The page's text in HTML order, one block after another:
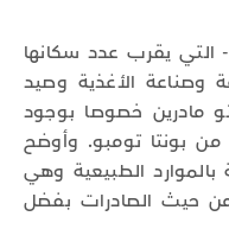
يقرب عدد سكانها
وصناعة الأغذية وصيد
مادرين خصوصا بوجود
من بونتا تومبو. وأوضح
الطبيعية وهي
حيث الصادرات بفضل